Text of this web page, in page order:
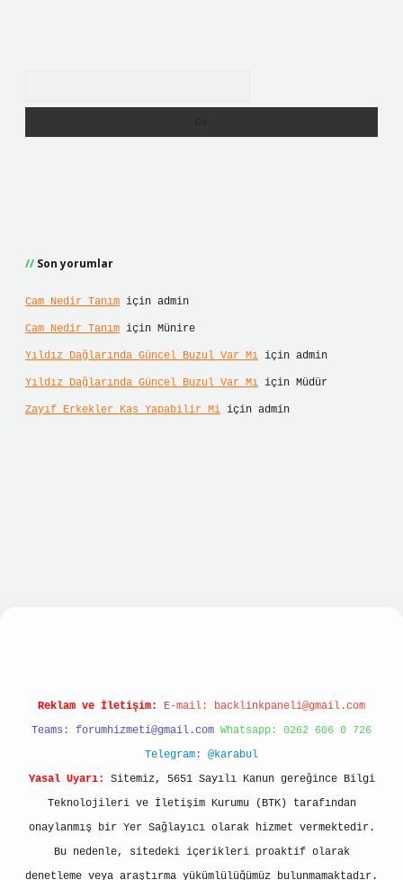
Son yorumlar
Cam Nedir Tanım için admin
Cam Nedir Tanım için Münire
Yıldız Dağlarında Güncel Buzul Var Mı için admin
Yıldız Dağlarında Güncel Buzul Var Mı için Müdür
Zayıf Erkekler Kas Yapabilir Mi için admin
Reklam ve İletişim: E-mail: backlinkpaneli@gmail.com
Teams: forumhizmeti@gmail.com Whatsapp: 0262 606 0 726
Telegram: @karabul
Yasal Uyarı:
Sitemiz, 5651 Sayılı Kanun gereğince Bilgi
Teknolojileri ve İletişim Kurumu (BTK) tarafından
onaylanmış bir Yer Sağlayıcı olarak hizmet vermektedir.
Bu nedenle, sitedeki içerikleri proaktif olarak
denetleme veya araştırma yükümlülüğümüz bulunmamaktadır.